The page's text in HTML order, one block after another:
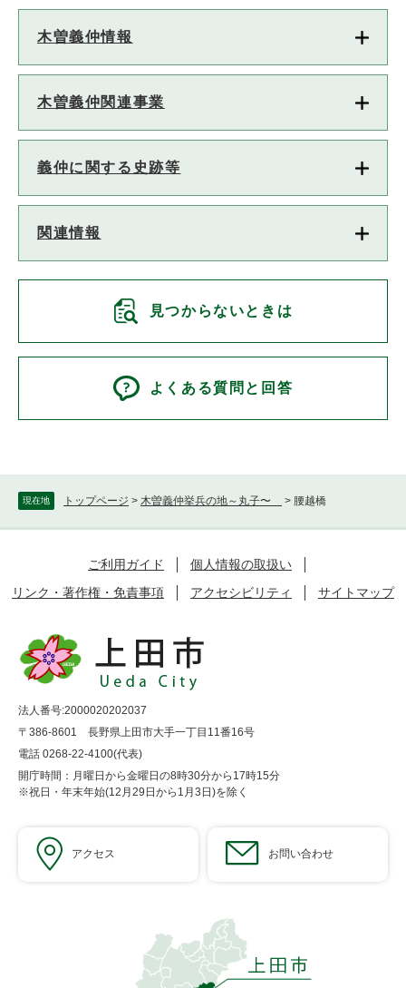
現在地 トップページ > 木曽義仲挙兵の地～丸子〜 > 腰越橋
木曽義仲情報
木曽義仲関連事業
義仲に関する史跡等
関連情報
見つからないときは
よくある質問と回答
ご利用ガイド
個人情報の取扱い
リンク・著作権・免責事項
アクセシビリティ サイトマップ
法人番号:2000020202037
〒386-8601 長野県上田市大手一丁目11番16号
電話 0268-22-4100(代表)
開庁時間：月曜日から金曜日の8時30分から17時15分
※祝日・年末年始(12月29日から1月3日)を除く
アクセス お問い合わせ